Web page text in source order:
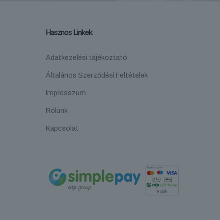
Hasznos Linkek
Adatkezelési tájékoztató
Általános Szerződési Feltételek
Impresszum
Rólunk
Kapcsolat